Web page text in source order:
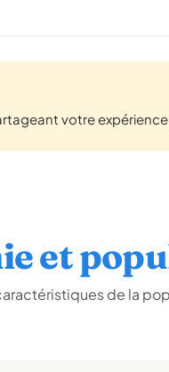
votre expérience
et
de la